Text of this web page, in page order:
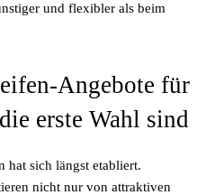
und flexibler als beim
Angebote für
erste Wahl sind
hat sich längst etabliert.
nicht nur von attraktiven